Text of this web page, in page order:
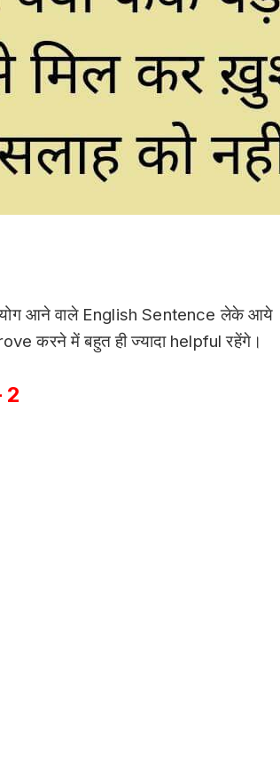
आने वाले English Sentence लेके आये
करने में बहुत ही ज्यादा helpful रहेंगे।
2